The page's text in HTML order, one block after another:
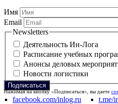
Имя
Email
Newsletters
Деятельность Ин-Лога
Расписание учебных
Анонсы деловых
Новости логистики
Нажимая на кнопку «Подписаться», вы даете
facebook.com/inlog.ru t.me/